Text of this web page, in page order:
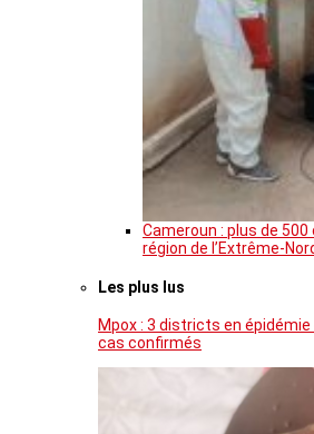
Cameroun : plus de
région de l’Extrême-
Les plus lus
Mpox : 3 districts en épidémie
cas confirmés